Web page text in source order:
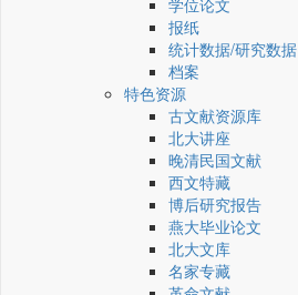
学位论文
报纸
统计数据/研究数据
档案
特色资源
古文献资源库
北大讲座
晚清民国文献
西文特藏
博后研究报告
燕大毕业论文
北大文库
名家专藏